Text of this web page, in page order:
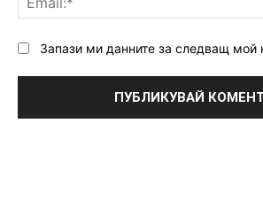
Запази ми данните за следващ мой